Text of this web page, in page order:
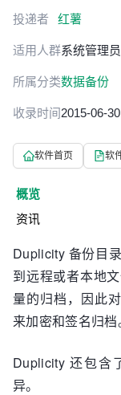
投递者 红薯
适用人群系统管理员
所属分类数据备份
收录时间2015-06-
软件首页 软
概览
资讯
Duplicity 备份目
到远程或者本地
量的归档，因此
来加密和签名归档
Duplicity 还包含
异。